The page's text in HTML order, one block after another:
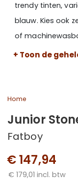
trendy tinten,
blauw. Kies ook
of
kinder zitzak is
Plaats dit
wand die
schade brengen
staat. Intensief
+ Toon de
Home
Junior
Fatboy
€ 147,94
€ 179,01 incl. btw